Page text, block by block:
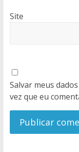
Site
Salvar meus
vez que eu